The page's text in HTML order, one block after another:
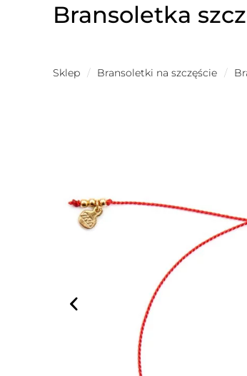
Bransoletka
Sklep / Bransoletki na szczęście /